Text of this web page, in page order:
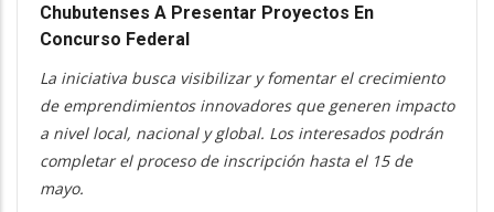
Chubutenses A Presentar Proyectos En
Concurso Federal
La iniciativa busca visibilizar y fomentar el crecimiento
de emprendimientos innovadores que generen impacto
a nivel local, nacional y global. Los interesados podrán
completar el proceso de inscripción hasta el 15 de
mayo.